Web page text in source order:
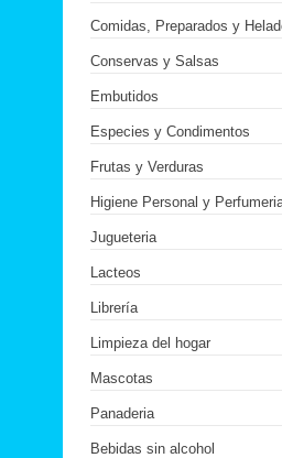
Comidas, Preparados y
Conservas y Salsas
Embutidos
Especies y Condimentos
Frutas y Verduras
Higiene Personal y
Jugueteria
Lacteos
Librería
Limpieza del hogar
Mascotas
Panaderia
Bebidas sin alcohol